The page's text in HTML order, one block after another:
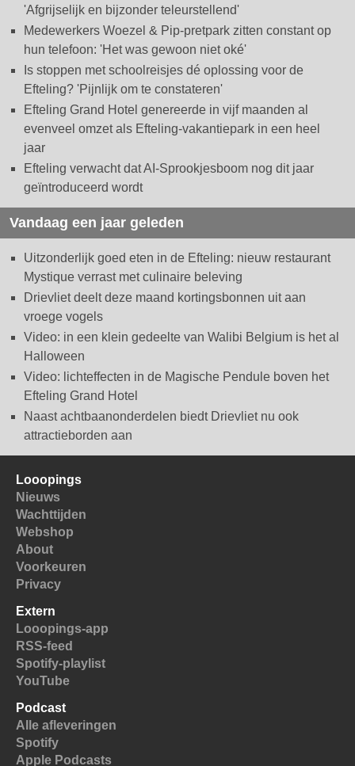
'Afgrijselijk en bijzonder teleurstellend'
Medewerkers Woezel & Pip-pretpark zitten constant op
hun telefoon: 'Het was gewoon niet oké'
Is stoppen met schoolreisjes dé oplossing voor de
Efteling? 'Pijnlijk om te constateren'
Efteling Grand Hotel genereerde in vijf maanden al
evenveel omzet als Efteling-vakantiepark in een heel
jaar
Efteling verwacht dat AI-Sprookjesboom nog dit jaar
geïntroduceerd wordt
Vandaag een jaar geleden
Uitzonderlijk goed eten in de Efteling: nieuw restaurant
Mystique verrast met culinaire beleving
Drievliet deelt deze maand kortingsbonnen uit aan
vroege vogels
Video: in een klein gedeelte van Walibi Belgium is het al
Halloween
Video: lichteffecten in de Magische Pendule boven het
Efteling Grand Hotel
Naast achtbaanonderdelen biedt Drievliet nu ook
attractieborden aan
Looopings
Nieuws
Wachttijden
Webshop
About
Voorkeuren
Privacy
Extern
Looopings-app
RSS-feed
Spotify-playlist
YouTube
Podcast
Alle afleveringen
Spotify
Apple Podcasts